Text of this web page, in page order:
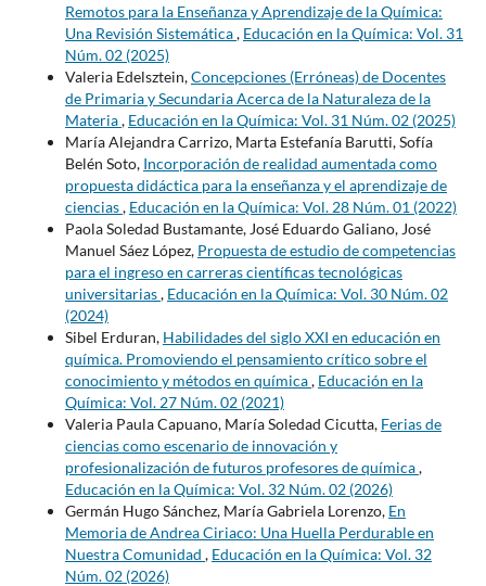
Remotos para la Enseñanza y Aprendizaje de la Química:
Una Revisión Sistemática, Educación en la Química: Vol. 31
Núm. 02 (2025)
Valeria Edelsztein,Concepciones (Erróneas) de Docentes
de Primaria y Secundaria Acerca de la Naturaleza de la
Materia, Educación en la Química: Vol. 31 Núm. 02 (2025)
María Alejandra Carrizo, Marta Estefanía Barutti, Sofía
Belén Soto, Incorporación de realidad aumentada como
propuesta didáctica para la enseñanza y el aprendizaje de
ciencias, Educación en la Química: Vol. 28 Núm. 01 (2022)
Paola Soledad Bustamante, José Eduardo Galiano, José
Manuel Sáez López, Propuesta de estudio de competencias
para el ingreso en carreras científicas tecnológicas
universitarias, Educación en la Química: Vol. 30 Núm. 02
(2024)
Sibel Erduran, Habilidades del siglo XXI en educación en
química. Promoviendo el pensamiento crítico sobre el
conocimiento y métodos en química, Educación en la
Química: Vol. 27 Núm. 02 (2021)
Valeria Paula Capuano, María Soledad Cicutta, Ferias de
ciencias como escenario de innovación y
profesionalización de futuros profesores de química,
Educación en la Química: Vol. 32 Núm. 02 (2026)
Germán Hugo Sánchez, María Gabriela Lorenzo, En
Memoria de Andrea Ciriaco: Una Huella Perdurable en
Nuestra Comunidad , Educación en la Química: Vol. 32
Núm. 02 (2026)